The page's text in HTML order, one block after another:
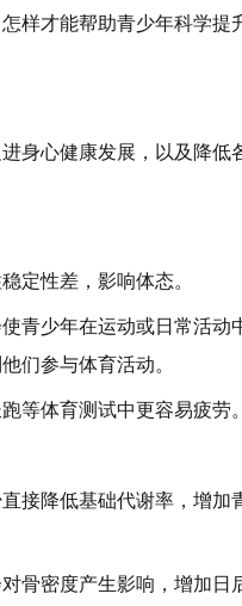
样才能帮助青少年科学
身心健康发展，以及降
定性差，影响体态。
青少年在运动或日常活
们参与体育活动。
等体育测试中更容易疲劳。
接降低基础代谢率，增
骨密度产生影响，增加日